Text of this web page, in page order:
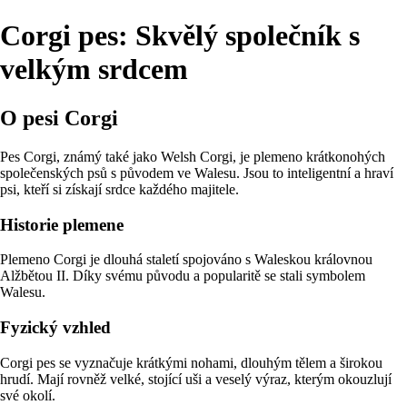
Corgi pes: Skvělý společník s
velkým srdcem
O pesi Corgi
Pes Corgi, známý také jako Welsh Corgi, je plemeno krátkonohých
společenských psů s původem ve Walesu. Jsou to inteligentní a hraví
psi, kteří si získají srdce každého majitele.
Historie plemene
Plemeno Corgi je dlouhá staletí spojováno s Waleskou královnou
Alžbětou II. Díky svému původu a popularitě se stali symbolem
Walesu.
Fyzický vzhled
Corgi pes se vyznačuje krátkými nohami, dlouhým tělem a širokou
hrudí. Mají rovněž velké, stojící uši a veselý výraz, kterým okouzlují
své okolí.